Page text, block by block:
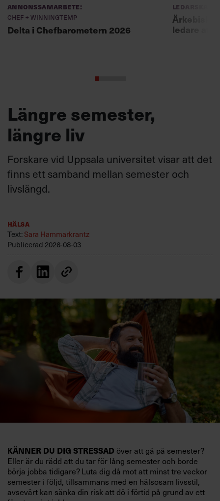
Annonssamarbete:
Chef + Winningtemp
Delta i Chefbarometern 2026
Ledarskap
ledare att
Längre semester,
längre liv
Forskare vid Uppsala universitet visar att det
finns ett samband mellan semester och
livslängd.
Hälsa
Text: Sara Hammarkrantz
Publicerad 2026-08-03
KÄNNER DU DIG STRESSAD över att gå på semester?
Eller är du rädd att du tar för lång semester och borde
börja jobba tidigare? Luta dig då mot att minst tre veckor
semester i följd, tillsammans med en hälsosam livsstil,
avsevärt kan sänka din risk att dö i förtid på grund av ett